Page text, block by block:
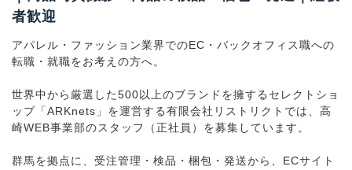
者歓迎
アパレル・ファッション業界でのEC・バックオフィス職への
転職・就職をお考えの方へ。
世界中から厳選した500以上のブランドを擁するセレクトショ
ップ「ARKnets」を運営する有限会社リストリクトでは、高
崎WEB事業部のスタッフ（正社員）を募集しています。
群馬を拠点に、受注管理・検品・梱包・発送から、ECサイト